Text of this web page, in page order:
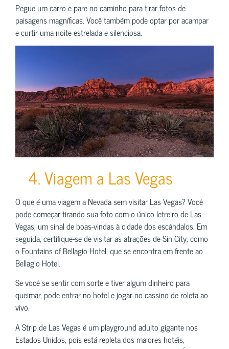
Pegue um carro e pare no caminho para tirar fotos de
paisagens magníficas. Você também pode optar por acampar
e curtir uma noite estrelada e silenciosa.
4. Viagem a Las Vegas
O que é uma viagem a Nevada sem visitar Las Vegas? Você
pode começar tirando sua foto com o único letreiro de Las
Vegas, um sinal de boas-vindas à cidade dos escândalos. Em
seguida, certifique-se de visitar as atrações de Sin City, como
o Fountains of Bellagio Hotel, que se encontra em frente ao
Bellagio Hotel.
Se você se sentir com sorte e tiver algum dinheiro para
queimar, pode entrar no hotel e jogar no cassino de roleta ao
vivo.
A Strip de Las Vegas é um playground adulto gigante nos
Estados Unidos, pois está repleta dos maiores hotéis,